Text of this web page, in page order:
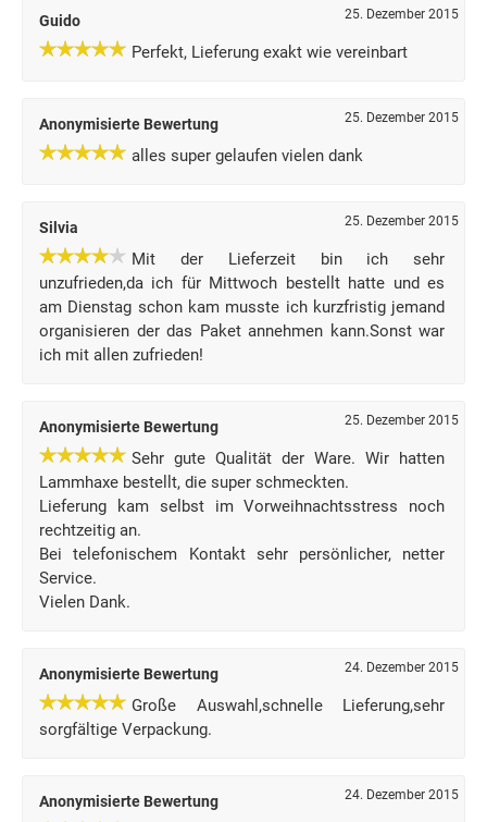
Guido 25. Dezember 2015
Perfekt, Lieferung exakt wie vereinbart
Anonymisierte Bewertung 25. Dezember 2015
alles super gelaufen vielen dank
Silvia 25. Dezember 2015
Mit der Lieferzeit bin ich sehr
unzufrieden,da ich für Mittwoch bestellt hatte und es
am Dienstag schon kam musste ich kurzfristig jemand
organisieren der das Paket annehmen kann.Sonst war
ich mit allen zufrieden!
Anonymisierte Bewertung 25. Dezember 2015
Sehr gute Qualität der Ware. Wir hatten
Lammhaxe bestellt, die super schmeckten.
Lieferung kam selbst im Vorweihnachtsstress noch
rechtzeitig an.
Bei telefonischem Kontakt sehr persönlicher, netter
Service.
Vielen Dank.
Anonymisierte Bewertung 24. Dezember 2015
Große Auswahl,schnelle Lieferung,sehr
sorgfältige Verpackung.
Anonymisierte Bewertung 24. Dezember 2015